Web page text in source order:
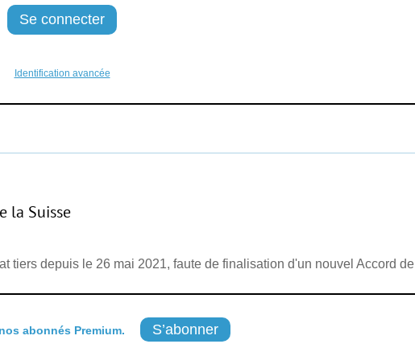
Identification avancée
la Suisse
tiers depuis le 26 mai 2021, faute de finalisation d'un nouvel Accord de
abonnés Premium. S’abonner